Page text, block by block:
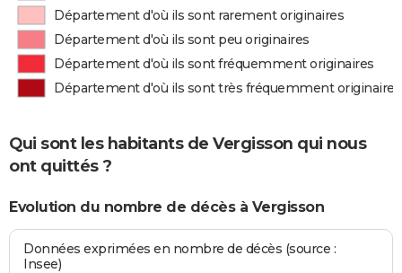
Département d'où ils sont rarement originaires
Département d'où ils sont peu originaires
Département d'où ils sont fréquemment originaires
Département d'où ils sont très fréquemment originaires
Qui sont les habitants de Vergisson qui nous
ont quittés ?
Evolution du nombre de décès à Vergisson
Données exprimées en nombre de décès (source :
Insee)